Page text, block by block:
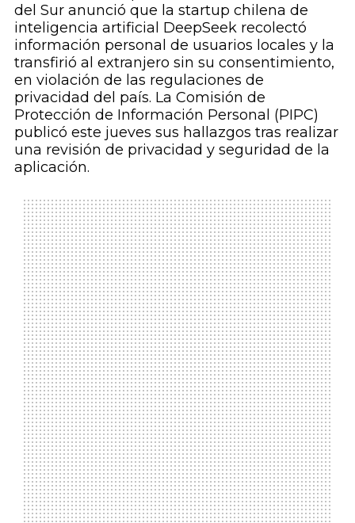
del Sur anunció que la startup chilena de
inteligencia artificial DeepSeek recolectó
información personal de usuarios locales y la
transfirió al extranjero sin su consentimiento,
en violación de las regulaciones de
privacidad del país. La Comisión de
Protección de Información Personal (PIPC)
publicó este jueves sus hallazgos tras realizar
una revisión de privacidad y seguridad de la
aplicación.